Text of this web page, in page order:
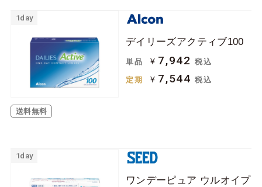
1day
送料無料
デイリーズアクティブ100
単品 ¥ 7,942 税込
定期 ¥ 7,544 税込
1day
ワンデーピュア ウルオイプ